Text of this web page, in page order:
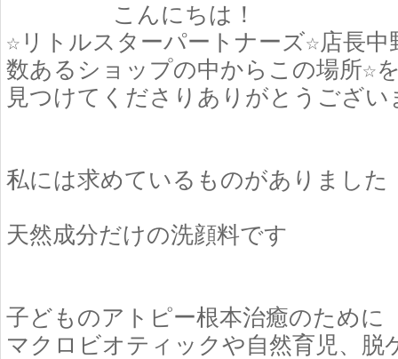
こんにちは！
☆リトルスターパートナーズ☆店長中
数あるショップの中からこの場所☆
見つけてくださりありがとうござい
私には求めているものがありました
天然成分だけの洗顔料です
子どものアトピー根本治癒のために
マクロビオティックや自然育児、脱